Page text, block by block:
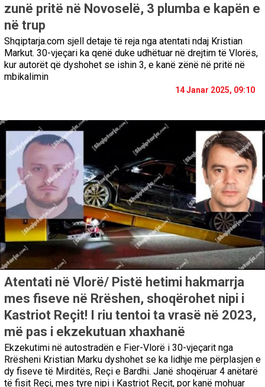
zunë pritë në Novoselë, 3 plumba e kapën e
në trup
Shqiptarja.com sjell detaje të reja nga atentati ndaj Kristian
Markut. 30-vjeçari ka qenë duke udhëtuar në drejtim të Vlorës,
kur autorët që dyshohet se ishin 3, e kanë zënë në pritë në
mbikalimin
14 Janar 2025, 09:10
Atentati në Vlorë/ Pistë hetimi hakmarrja
mes fiseve në Rrëshen, shoqërohet nipi i
Kastriot Reçit! I riu tentoi ta vrasë në 2023,
më pas i ekzekutuan xhaxhanë
Ekzekutimi në autostradën e Fier-Vlorë i 30-vjeçarit nga
Rrësheni Kristian Marku dyshohet se ka lidhje me përplasjen e
dy fiseve të Mirditës, Reçi e Bardhi. Janë shoqëruar 4 anëtarë
të fisit Reçi, mes tyre nipi i Kastriot Reçit, por kanë mohuar